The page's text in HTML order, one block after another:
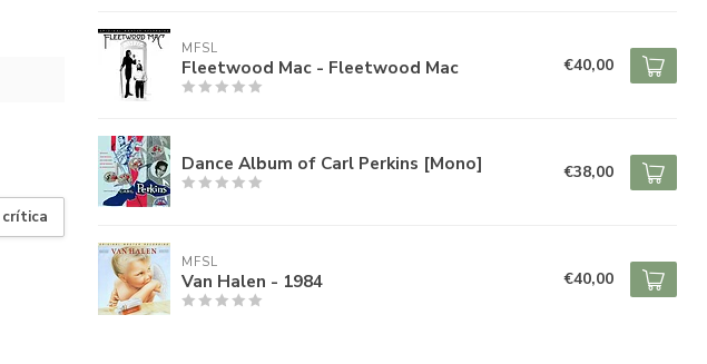
MFSL
Fleetwood Mac - Fleetwood Mac €40,00
Dance Album of Carl Perkins [Mono] €38,00
MFSL
Van Halen - 1984 €40,00